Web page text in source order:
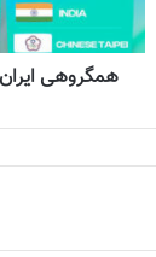
همگروهی ایران